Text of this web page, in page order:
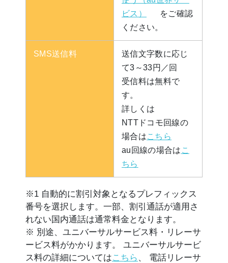
ビス）
をご確認
ください。
SMS送信料
送信文字数に応じ
て3～33円／回
受信料は無料で
す。
詳しくは
NTTドコモ回線の
場合はこちら
au回線の場合は こ
ちら
※1 自動的に割引対象となるプレフィックス
番号を選択します。一部、割引通話が適用さ
れない国内通話は通常料金となります。
※ 別途、ユニバーサルサービス料・リレーサ
ービス料がかかります。 ユニバーサルサービ
ス料の詳細についてはこちら 、 電話リレーサ